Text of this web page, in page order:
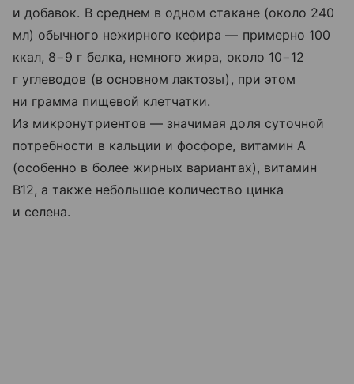
и добавок. В среднем в одном стакане (около 240
мл) обычного нежирного кефира — примерно 100
ккал, 8−9 г белка, немного жира, около 10−12
г углеводов (в основном лактозы), при этом
ни грамма пищевой клетчатки.
Из микронутриентов — значимая доля суточной
потребности в кальции и фосфоре, витамин A
(особенно в более жирных вариантах), витамин
B12, а также небольшое количество цинка
и селена.